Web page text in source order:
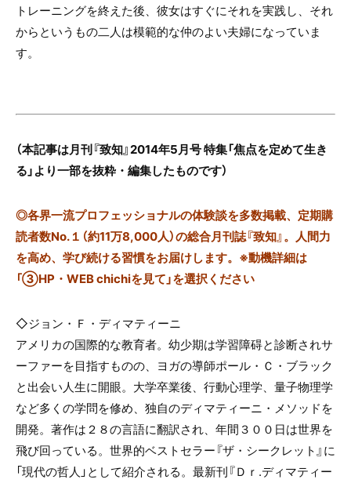
トレーニングを終えた後、彼女はすぐにそれを実践し、それ
からというもの二人は模範的な仲のよい夫婦になっていま
す。
（本記事は月刊『致知』2014年5月号 特集「焦点を定めて生き
る」より一部を抜粋・編集したものです）
◎各界一流プロフェッショナルの体験談を多数掲載、定期購
読者数No.１（約11万8,000人）の総合月刊誌『致知』。人間力
を高め、学び続ける習慣をお届けします。※動機詳細は
「③HP・WEB chichiを見て」を選択ください
◇ジョン・Ｆ・ディマティーニ
アメリカの国際的な教育者。幼少期は学習障碍と診断されサ
ーファーを目指すものの、ヨガの導師ポール・Ｃ・ブラック
と出会い人生に開眼。大学卒業後、行動心理学、量子物理学
など多くの学問を修め、独自のディマティーニ・メソッドを
開発。著作は２８の言語に翻訳され、年間３００日は世界を
飛び回っている。世界的ベストセラー『ザ・シークレット』に
「現代の哲人」として紹介される。最新刊『Ｄｒ .ディマティー